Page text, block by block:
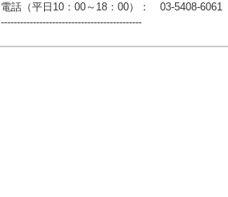
電話（平日10：00～18：00）： 03-5408-6061
--------------------------------------------